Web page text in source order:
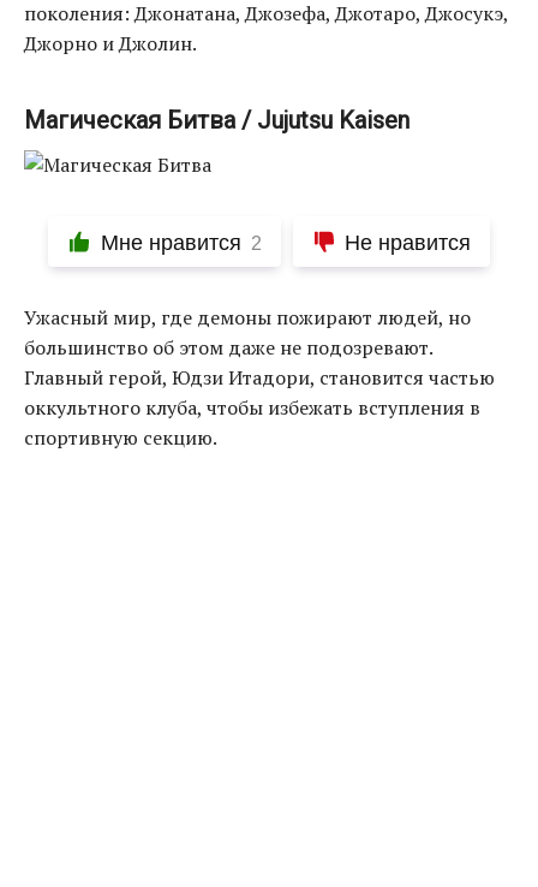
поколения: Джонатана, Джозефа, Джотаро, Джосукэ,
Джорно и Джолин.
Магическая Битва / Jujutsu Kaisen
Мне нравится 2 Не нравится
Ужасный мир, где демоны пожирают людей, но
большинство об этом даже не подозревают.
Главный герой, Юдзи Итадори, становится частью
оккультного клуба, чтобы избежать вступления в
спортивную секцию.